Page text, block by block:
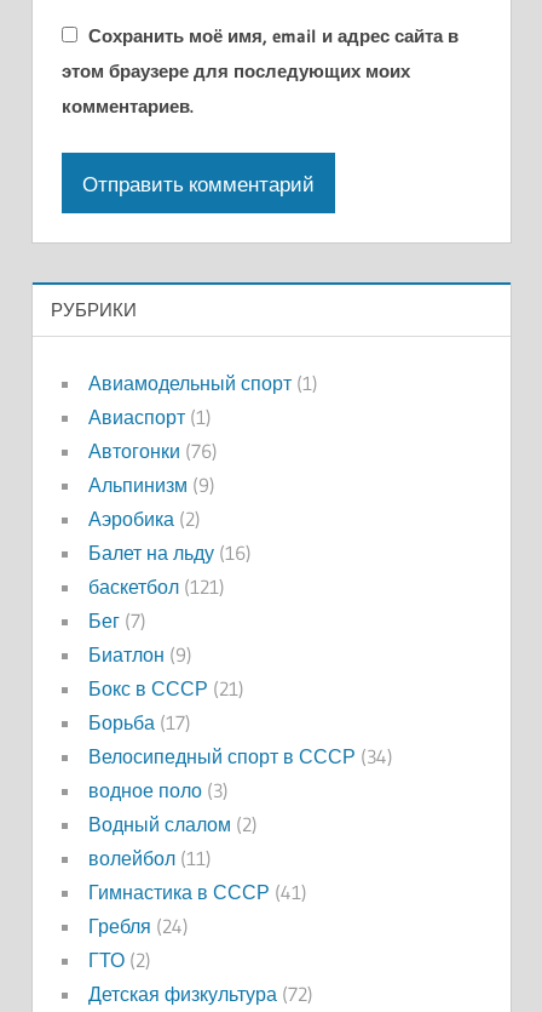
Сохранить моё имя, email и адрес сайта в
этом браузере для последующих моих
комментариев.
РУБРИКИ
Авиамодельный спорт(1)
Авиаспорт(1)
Автогонки (76)
Альпинизм (9)
Аэробика (2)
Балет на льду(16)
баскетбол(121)
Бег(7)
Биатлон (9)
Бокс в СССР (21)
Борьба (17)
Велосипедный спорт в СССР (34)
водное поло(3)
Водный слалом (2)
волейбол(11)
Гимнастика в СССР (41)
Гребля (24)
ГТО(2)
Детская физкультура (72)